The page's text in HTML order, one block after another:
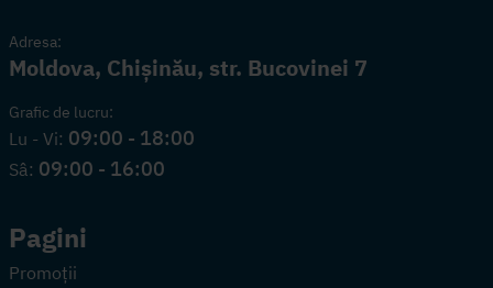
Adresa:
Moldova, Chișinău, str. Bucovinei 7
Grafic de lucru:
Lu - Vi: 09:00 - 18:00
Sâ: 09:00 - 16:00
Pagini
Promoții